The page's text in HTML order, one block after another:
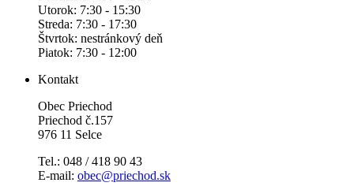
Utorok: 7:30 - 15:30
Streda: 7:30 - 17:30
Štvrtok: nestránkový deň
Piatok: 7:30 - 12:00
Kontakt
Obec Priechod
Priechod č.157
976 11 Selce
Tel.: 048 / 418 90 43
E-mail: obec@priechod.sk